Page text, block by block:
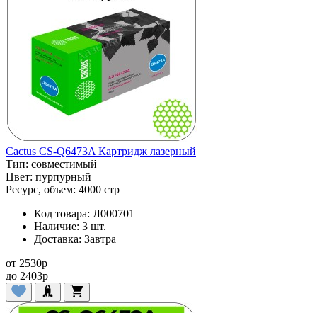
Cactus CS-Q6473A Картридж лазерный
Тип: совместимый
Цвет: пурпурный
Ресурс, объем: 4000 стр
Код товара: Л000701
Наличие: 3 шт.
Доставка: Завтра
от 2530p
до 2403p